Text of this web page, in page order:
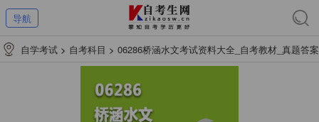
导航
自学考试 > 自考科目 > 06286桥涵水文考试资料大全_自考教材_真题答案